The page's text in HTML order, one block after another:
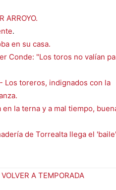
ARROYO.
.
en su casa.
Conde: "Los toros no valían
Los toreros, indignados con la
en la terna y a mal tiempo,
de Torrealta llega el
VOLVER A TEMPORADA